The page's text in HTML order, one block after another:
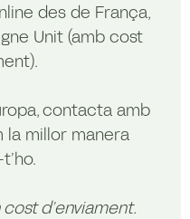
des de França,
Unit (amb cost
contacta amb
la millor manera
cost d’enviament.